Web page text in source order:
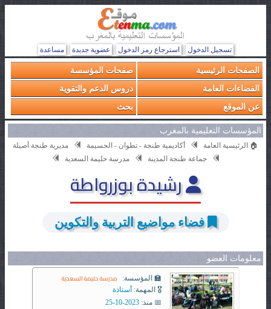
تسجيل الدخول استرجاع رمز الدخول عضوية جديدة مساعدة
الصفحات الرئيسية
صفحات المؤسسة
الفضاءات العامة
دروس الدعم والتقوية
عن الموقع
بحث
المؤسسات التعليمية بالمغرب
🏠 الرئيسية العامة أكاديمية طنجة - تطوان - الحسيمة
مديرية طنجة أصيلة
جماعة طنجة المدينة
مدرسة حليمة السعدية
رشيدة بوزرواطة
فضاء مواضيع التربية والتكوين
معلومات العضو
🏫 المؤسسة: مدرسة حليمة السعدية
🎖️ المهمة: أستاذة
📅 منذ: 2023-10-25